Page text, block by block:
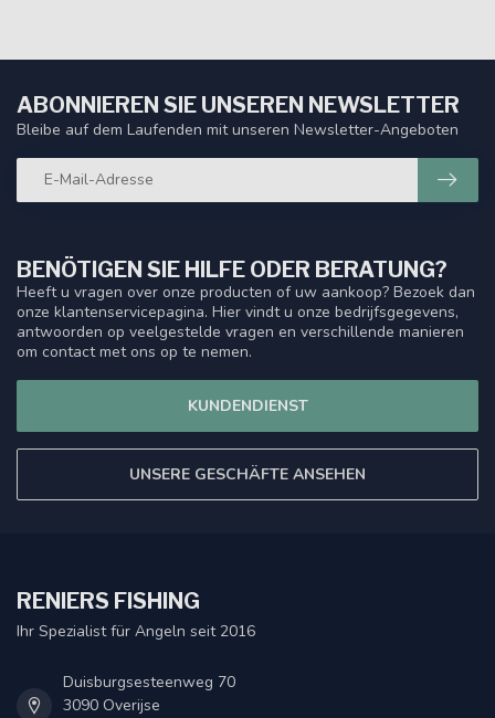
BENÖTIGEN SIE HILFE ODER BERATUNG?
Heeft u vragen over onze producten of uw aankoop? Bezoek dan
onze klantenservicepagina. Hier vindt u onze bedrijfsgegevens,
antwoorden op veelgestelde vragen en verschillende manieren
om contact met ons op te nemen.
KUNDENDIENST
UNSERE GESCHÄFTE ANSEHEN
ABONNIEREN SIE UNSEREN NEWSLETTER
Bleibe auf dem Laufenden mit unseren Newsletter-Angeboten
RENIERS FISHING
Ihr Spezialist für Angeln seit 2016
Duisburgsesteenweg 70
3090 Overijse